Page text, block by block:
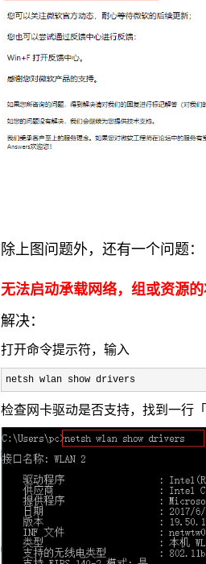
除上图问题外，还有一个问题：
无法启动承载网络，组或资源
解决：
打开命令提示符，输入
netsh wlan show drivers
检查网卡驱动是否支持，找到一行